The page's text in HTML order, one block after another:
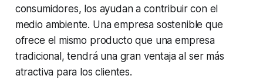
consumidores, los ayudan a contribuir con el
medio ambiente. Una empresa sostenible que
ofrece el mismo producto que una empresa
tradicional, tendrá una gran ventaja al ser más
atractiva para los clientes.